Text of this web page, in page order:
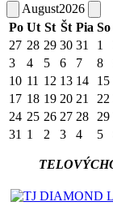
August2026
Po Ut St Št Pia So
27 28 29 30 31 1
3
4 5 6 7 8
10 11 12 13 14 15
17 18 19 20 21 22
24 25 26 27 28 29
31 1 2 3 4 5